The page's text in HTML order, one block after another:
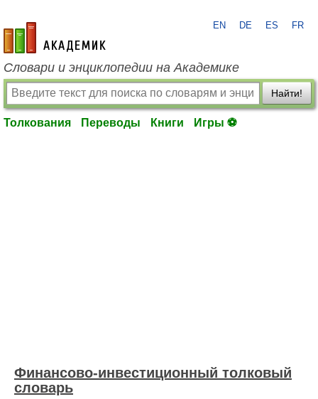
academic.ru
EN DE ES FR
Словари и энциклопедии на Академике
Найти!
Толкования Переводы Книги Игры ⚽
Финансово-инвестиционный толковый
словарь